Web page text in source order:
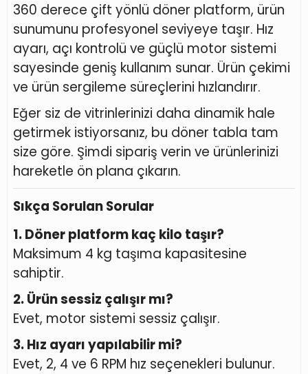
360 derece çift yönlü döner platform, ürün
sunumunu profesyonel seviyeye taşır. Hız
ayarı, açı kontrolü ve güçlü motor sistemi
sayesinde geniş kullanım sunar. Ürün çekimi
ve ürün sergileme süreçlerini hızlandırır.
Eğer siz de vitrinlerinizi daha dinamik hale
getirmek istiyorsanız, bu döner tabla tam
size göre. Şimdi sipariş verin ve ürünlerinizi
hareketle ön plana çıkarın.
Sıkça Sorulan Sorular
1. Döner platform kaç kilo taşır?
Maksimum 4 kg taşıma kapasitesine
sahiptir.
2. Ürün sessiz çalışır mı?
Evet, motor sistemi sessiz çalışır.
3. Hız ayarı yapılabilir mi?
Evet, 2, 4 ve 6 RPM hız seçenekleri bulunur.